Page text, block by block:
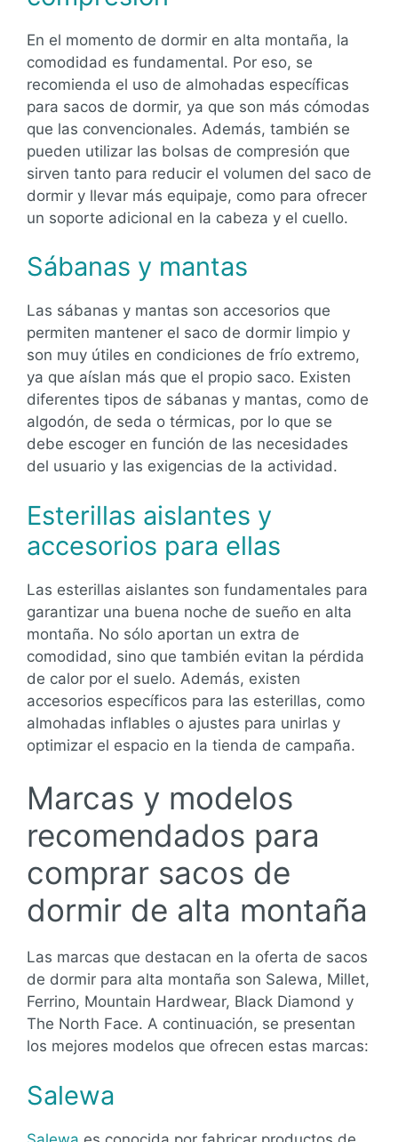
En el momento de dormir en alta montaña, la
comodidad es fundamental. Por eso, se
recomienda el uso de almohadas específicas
para sacos de dormir, ya que son más cómodas
que las convencionales. Además, también se
pueden utilizar las bolsas de compresión que
sirven tanto para reducir el volumen del saco de
dormir y llevar más equipaje, como para ofrecer
un soporte adicional en la cabeza y el cuello.
Sábanas y mantas
Las sábanas y mantas son accesorios que
permiten mantener el saco de dormir limpio y
son muy útiles en condiciones de frío extremo,
ya que aíslan más que el propio saco. Existen
diferentes tipos de sábanas y mantas, como de
algodón, de seda o térmicas, por lo que se
debe escoger en función de las necesidades
del usuario y las exigencias de la actividad.
Esterillas aislantes y
accesorios para ellas
Las esterillas aislantes son fundamentales para
garantizar una buena noche de sueño en alta
montaña. No sólo aportan un extra de
comodidad, sino que también evitan la pérdida
de calor por el suelo. Además, existen
accesorios específicos para las esterillas, como
almohadas inflables o ajustes para unirlas y
optimizar el espacio en la tienda de campaña.
Marcas y modelos
recomendados para
comprar sacos de
dormir de alta montaña
Las marcas que destacan en la oferta de sacos
de dormir para alta montaña son Salewa, Millet,
Ferrino, Mountain Hardwear, Black Diamond y
The North Face. A continuación, se presentan
los mejores modelos que ofrecen estas marcas:
Salewa